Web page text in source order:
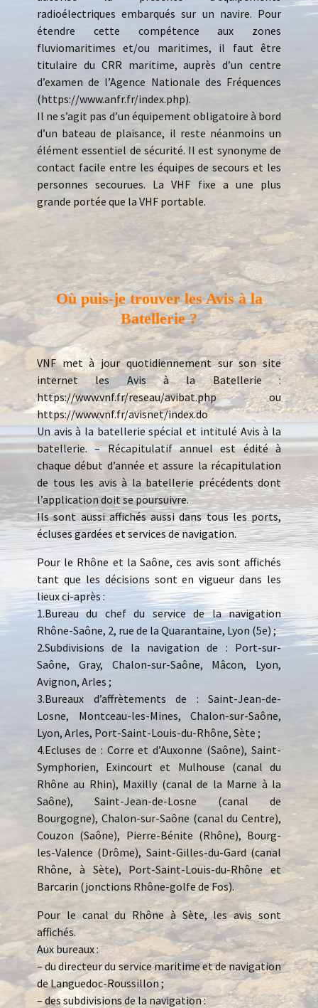
radioélectriques embarqués sur un navire. Pour
étendre cette compétence aux zones
fluviomaritimes et/ou maritimes, il faut être
titulaire du CRR maritime, auprès d’un centre
d’examen de l’Agence Nationale des Fréquences
(https://www.anfr.fr/index.php).
Il ne s’agit pas d’un équipement obligatoire à bord
d’un bateau de plaisance, il reste néanmoins un
élément essentiel de sécurité. Il est synonyme de
contact facile entre les équipes de secours et les
personnes secourues. La VHF fixe a une plus
grande portée que la VHF portable.
Où puis-je trouver les Avis à la
Batellerie ?
VNF met à jour quotidiennement sur son site
internet les Avis à la Batellerie :
https://www.vnf.fr/reseau/avibat.php ou
https://www.vnf.fr/avisnet/index.do
Un avis à la batellerie spécial et intitulé Avis à la
batellerie. – Récapitulatif annuel est édité à
chaque début d’année et assure la récapitulation
de tous les avis à la batellerie précédents dont
l’application doit se poursuivre.
Ils sont aussi affichés aussi dans tous les ports,
écluses gardées et services de navigation.
Pour le Rhône et la Saône, ces avis sont affichés
tant que les décisions sont en vigueur dans les
lieux ci-après :
1.Bureau du chef du service de la navigation
Rhône-Saône, 2, rue de la Quarantaine, Lyon (5e) ;
2.Subdivisions de la navigation de : Port-sur-
Saône, Gray, Chalon-sur-Saône, Mâcon, Lyon,
Avignon, Arles ;
3.Bureaux d’affrètements de : Saint-Jean-de-
Losne, Montceau-les-Mines, Chalon-sur-Saône,
Lyon, Arles, Port-Saint-Louis-du-Rhône, Sète ;
4.Ecluses de : Corre et d’Auxonne (Saône), Saint-
Symphorien, Exincourt et Mulhouse (canal du
Rhône au Rhin), Maxilly (canal de la Marne à la
Saône), Saint-Jean-de-Losne (canal de
Bourgogne), Chalon-sur-Saône (canal du Centre),
Couzon (Saône), Pierre-Bénite (Rhône), Bourg-
les-Valence (Drôme), Saint-Gilles-du-Gard (canal
Rhône, à Sète), Port-Saint-Louis-du-Rhône et
Barcarin (jonctions Rhône-golfe de Fos).
Pour le canal du Rhône à Sète, les avis sont
affichés.
Aux bureaux :
– du directeur du service maritime et de navigation
de Languedoc-Roussillon ;
– des subdivisions de la navigation :